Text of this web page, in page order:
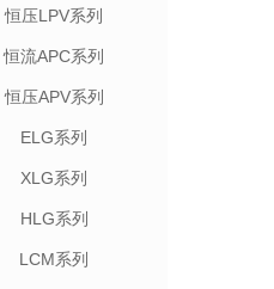
恒压LPV系列
恒流APC系列
恒压APV系列
ELG系列
XLG系列
HLG系列
LCM系列